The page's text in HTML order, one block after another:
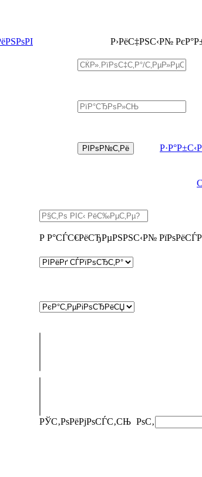
Р›РёС‡РЅС‹Р№
Р Р°СЃС€РёСЂРµРЅРЅС‹Р№
РЎС‚РѕРёРјРѕСЃС‚СЊ РѕС‚